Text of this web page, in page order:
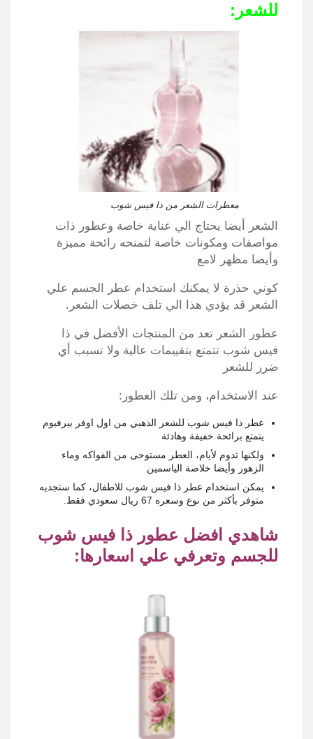
للشعر:
معطرات الشعر من ذا فيس شوب
الشعر أيضا يحتاج الي عناية خاصة وعطور ذات
مواصفات ومكونات خاصة لتمنحه رائحة مميزة
وأيضا مظهر لامع
كوني حذرة لا يمكنك استخدام عطر الجسم علي
الشعر قد يؤدي هذا الي تلف خصلات الشعر.
عطور الشعر تعد من المنتجات الأفضل في ذا
فيس شوب تتمتع بتقييمات عالية ولا تسبب أي
ضرر للشعر
عند الاستخدام، ومن تلك العطور:
عطر ذا فيس شوب للشعر الذهبي من اول اوفر بيرفيوم
يتمتع برائحة خفيفة وهادئة
ولكنها تدوم لأيام، العطر مستوحى من الفواكه وماء
الزهور وأيضا خلاصة الياسمين
يمكن استخدام عطر ذا فيس شوب للاطفال، كما ستجديه
متوفر بأكثر من نوع وسعره 67 ريال سعودي فقط.
شاهدي افضل عطور ذا فيس شوب
للجسم وتعرفي علي اسعارها: